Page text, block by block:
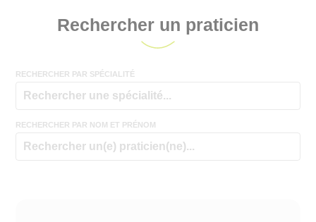
Rechercher un praticien
RECHERCHER PAR SPÉCIALITÉ
RECHERCHER PAR NOM ET PRÉNOM